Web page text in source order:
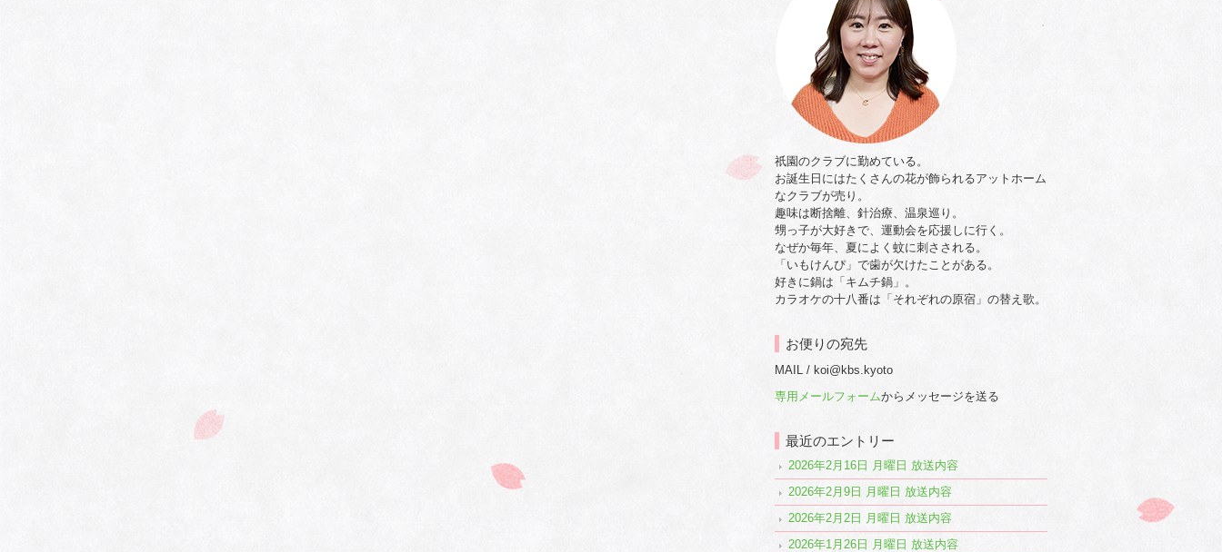
祇園のクラブに勤めている。
お誕生日にはたくさんの花が飾られるアットホーム
なクラブが売り。
趣味は断捨離、針治療、温泉巡り。
甥っ子が大好きで、運動会を応援しに行く。
なぜか毎年、夏によく蚊に刺さされる。
「いもけんぴ」で歯が欠けたことがある。
好きに鍋は「キムチ鍋」。
カラオケの十八番は「それぞれの原宿」の替え歌。
お便りの宛先
MAIL / koi@kbs.kyoto
専用メールフォームからメッセージを送る
最近のエントリー
2026年2月16日 月曜日 放送内容
2026年2月9日 月曜日 放送内容
2026年2月2日 月曜日 放送内容
2026年1月26日 月曜日 放送内容